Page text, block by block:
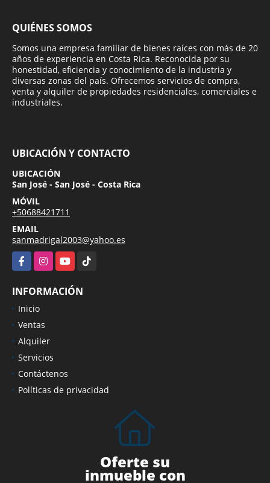
QUIÉNES SOMOS
Somos una empresa familiar de bienes raíces con más de 20
años de experiencia en Costa Rica. Reconocida por su
honestidad, eficiencia y conocimiento de la industria y
diversas zonas del país. Ofrecemos servicios de compra,
venta y alquiler de propiedades residenciales, comerciales e
industriales.
UBICACIÓN Y CONTACTO
UBICACIÓN
San José - San José - Costa Rica
MÓVIL
+50688421711
EMAIL
sanmadrigal2003@yahoo.es
FacebookInstagramYouTubeTikTok
INFORMACIÓN
Inicio
Ventas
Alquiler
Servicios
Contáctenos
Políticas de privacidad
Oferte su
inmueble con